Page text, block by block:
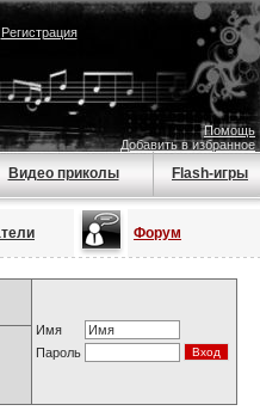
Регистрация
Помощь
Добавить в избранное
Видео приколы Flash-игры
Форум
Имя
Пароль